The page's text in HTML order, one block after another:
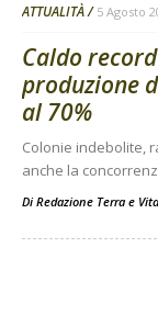
ATTUALITÀ 5 Agosto
Caldo
produzione
al 70%
Colonie indebolite,
anche la
Di Redazione Terra e Vita